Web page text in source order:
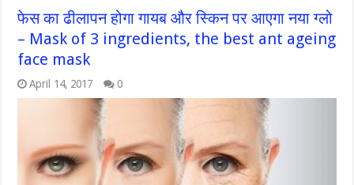
फेस का ढीलापन होगा गायब और स्किन पर आएगा नया ग्लो
– Mask of 3 ingredients, the best ant ageing
face mask
April 14, 2017 0